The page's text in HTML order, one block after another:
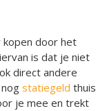
kopen door het
is dat je niet
direct andere
statiegeld thuis
je mee en trekt